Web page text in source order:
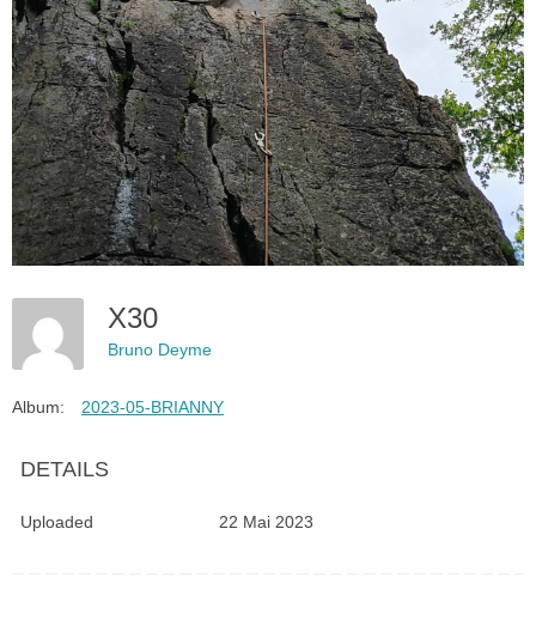
X30
Bruno Deyme
Album: 2023-05-BRIANNY
DETAILS
Uploaded 22 Mai 2023